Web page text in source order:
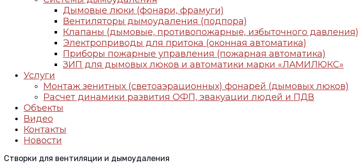
Дымовые люки (фонари, фрамуги)
Вентиляторы дымоудаления (подпора)
Клапаны (дымовые, противопожарные, избыточного давления)
Электроприводы для притока (оконная автоматика)
Приборы пожарные управления (пожарная автоматика)
ЗИП для дымовых люков и автоматики марки «ЛАМИЛЮКС»
Услуги
Монтаж зенитных (светоаэрационных) фонарей (дымовых люков)
Расчет динамики развития ОФП, эвакуации людей и ПДВ
Объекты
Видео
Контакты
Новости
Створки для вентиляции и дымоудаления